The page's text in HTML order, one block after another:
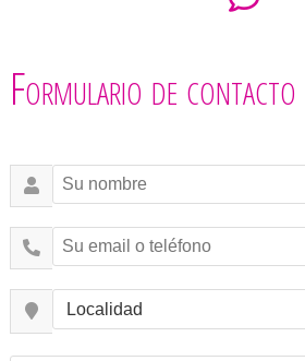
Formulario de contacto